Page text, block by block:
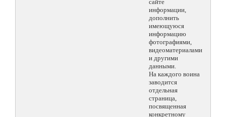
сайте
информации,
дополнить
имеющуюся
информацию
фотографиями,
видеоматериалами
и другими
данными.
На каждого воина
заводится
отдельная
страница,
посвященная
конкретному